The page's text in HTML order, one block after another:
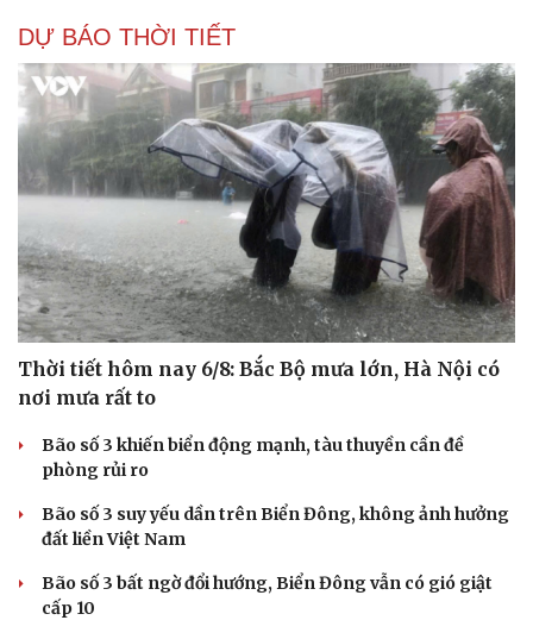
DỰ BÁO THỜI TIẾT
Thời tiết hôm nay 6/8: Bắc Bộ mưa lớn, Hà Nội có
nơi mưa rất to
Bão số 3 khiến biển động mạnh, tàu thuyền cần đề
phòng rủi ro
Bão số 3 suy yếu dần trên Biển Đông, không ảnh hưởng
đất liền Việt Nam
Bão số 3 bất ngờ đổi hướng, Biển Đông vẫn có gió giật
cấp 10